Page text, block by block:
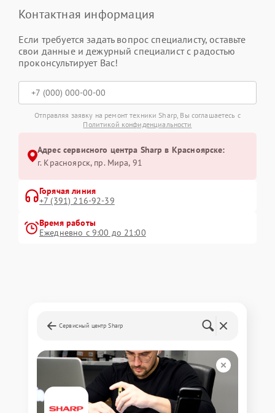
Контактная информация
Если требуется задать вопрос специалисту, оставьте
свои данные и дежурный специалист с радостью
проконсультирует Вас!
Отправляя заявку на ремонт техники Sharp, Вы соглашаетесь с
Политикой конфиденциальности
Адрес сервисного центра Sharp в Красноярске:
г. Красноярск, ​пр. Мира, 91
Горячая линия
+7 (391) 216-92-39
Время работы
Ежедневно с 9:00 до 21:00
Сервисный центр Sharp